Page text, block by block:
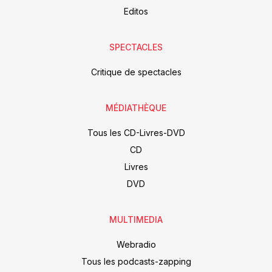
Editos
SPECTACLES
Critique de spectacles
MÉDIATHÈQUE
Tous les CD-Livres-DVD
CD
Livres
DVD
MULTIMEDIA
Webradio
Tous les podcasts-zapping